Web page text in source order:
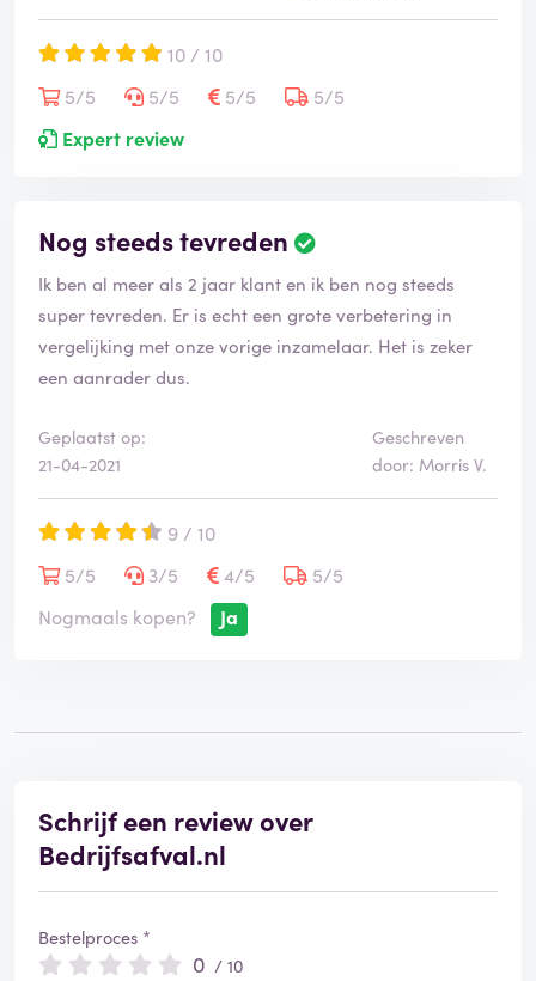
10 / 10
5/5
5/5 5/5
5/5
Expert review
Nog steeds tevreden
Ik ben al meer als 2 jaar klant en ik ben nog steeds
super tevreden. Er is echt een grote verbetering in
vergelijking met onze vorige inzamelaar. Het is zeker
een aanrader dus.
Geplaatst op:
21-04-2021
Geschreven
door: Morris V.
9 / 10
5/5
3/5 4/5
5/5
Nogmaals kopen?
Ja
Schrijf een review over
Bedrijfsafval.nl
Bestelproces *
0 / 10